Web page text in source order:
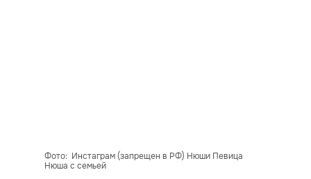
Фото: Инстаграм (запрещен в РФ) Нюши Певица
Нюша с семьей